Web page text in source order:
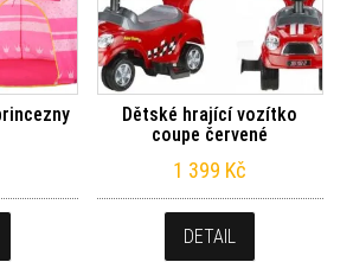
Dětské hrající vozítko
coupe červené
1 399 Kč
DETAIL